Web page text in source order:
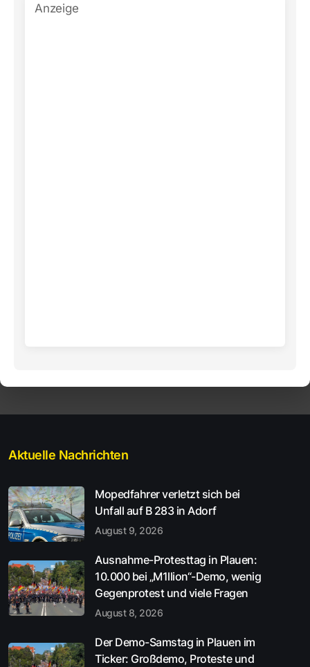
Anzeige
Aktuelle Nachrichten
Mopedfahrer verletzt sich bei
Unfall auf B 283 in Adorf
August 9, 2026
Ausnahme-Protesttag in Plauen:
10.000 bei „M1llion“-Demo, wenig
Gegenprotest und viele Fragen
August 8, 2026
Der Demo-Samstag in Plauen im
Ticker: Großdemo, Proteste und